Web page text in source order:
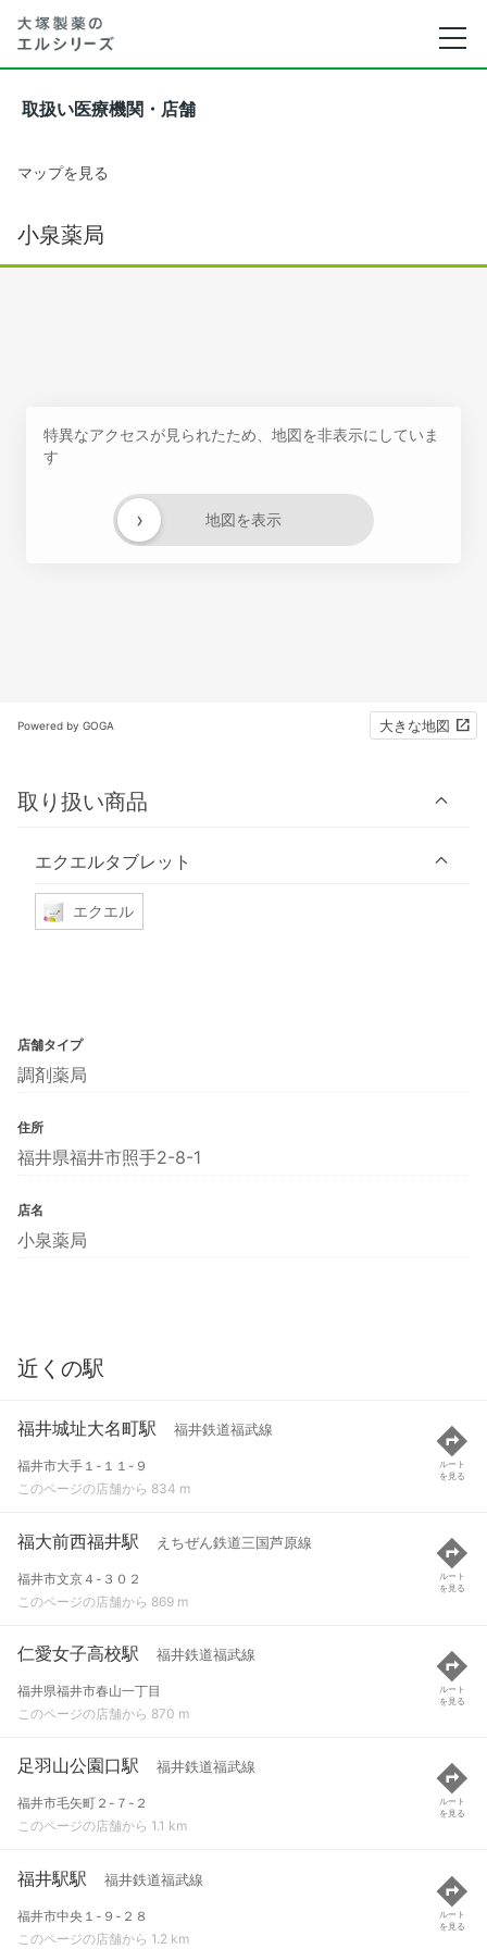
取扱い医療機関・店舗
マップを見る
小泉薬局
特異なアクセスが見られたため、地図を非表示にしていま
す
地図を表示
›
Powered by GOGA 大きな地図
取り扱い商品
エクエルタブレット
エクエル
店舗タイプ
調剤薬局
住所
福井県福井市照手2-8-1
店名
小泉薬局
近くの駅
福井城址大名町駅 福井鉄道福武線
福井市大手１-１１-９
このページの店舗から 834 m
ルート
を見る
福大前西福井駅 えちぜん鉄道三国芦原線
福井市文京４-３０２
このページの店舗から 869 m
ルート
を見る
仁愛女子高校駅 福井鉄道福武線
福井県福井市春山一丁目
このページの店舗から 870 m
ルート
を見る
足羽山公園口駅 福井鉄道福武線
福井市毛矢町２-７-２
このページの店舗から 1.1 km
ルート
を見る
福井駅駅 福井鉄道福武線
福井市中央１-９-２８
このページの店舗から 1.2 km
ルート
を見る